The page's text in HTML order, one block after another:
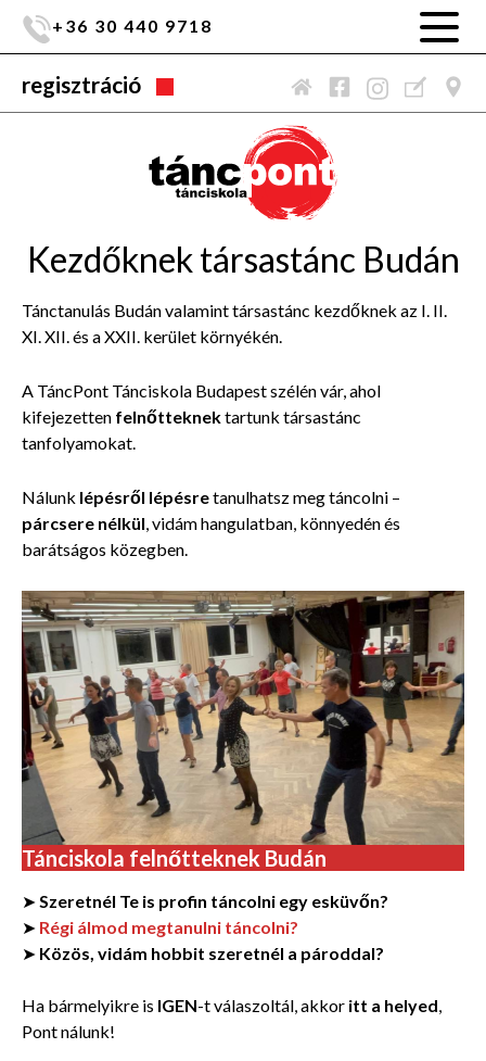
+36 30 440 9718
regisztráció
Kezdőknek társastánc Budán
Tánctanulás Budán valamint társastánc kezdőknek az I. II.
XI. XII. és a XXII. kerület környékén.
A TáncPont Tánciskola Budapestszélén vár, ahol
kifejezetten felnőtteknektartunk társastánc
tanfolyamokat.
Nálunk lépésről lépésretanulhatsz meg táncolni –
párcsere nélkül, vidám hangulatban, könnyedén és
barátságos közegben.
Tánciskola felnőtteknek Budán
➤ Szeretnél Te is profin táncolni egy esküvőn?
➤ Régi álmod megtanulni táncolni?
➤ Közös, vidám hobbit szeretnél a pároddal?
Ha bármelyikre is IGEN-t válaszoltál, akkor itt a helyed
Pont nálunk!